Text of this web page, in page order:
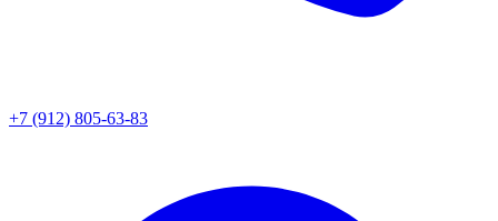
+7 (912) 805-63-83